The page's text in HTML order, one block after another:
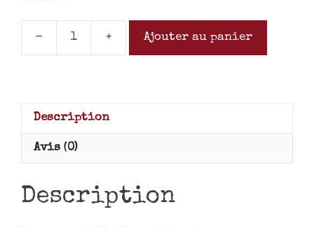
- + Ajouter au panier
Description
Avis (0)
Description